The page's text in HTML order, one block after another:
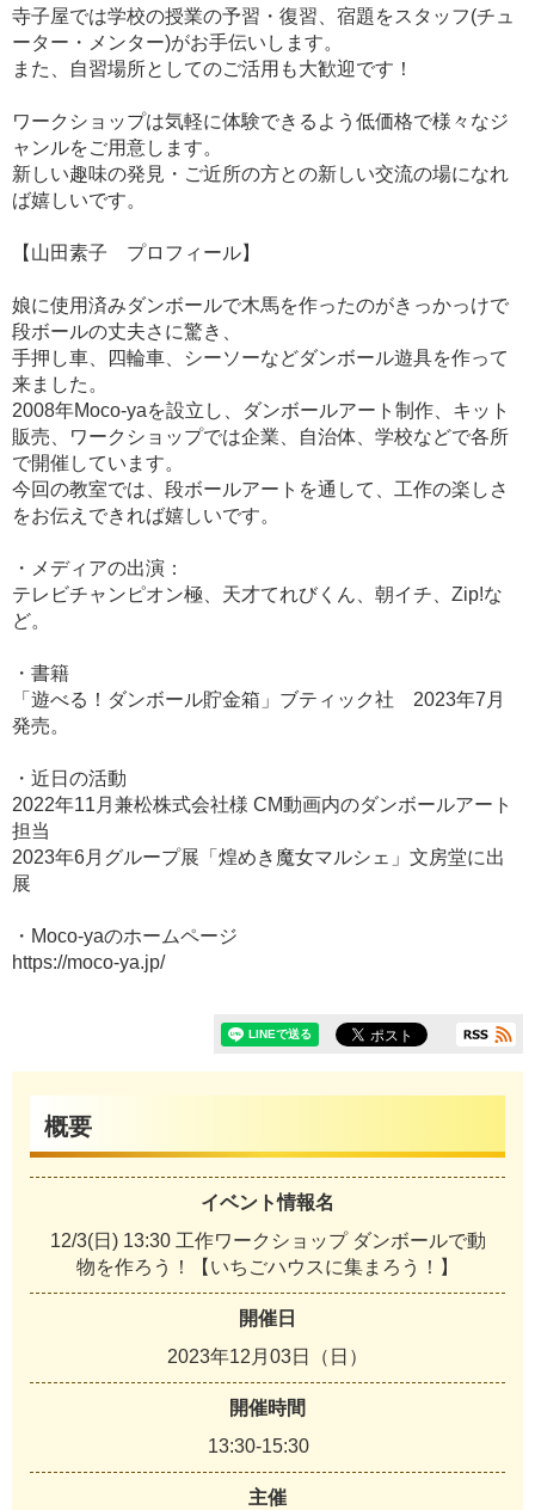
寺子屋では学校の授業の予習・復習、宿題をスタッフ(チュ
ーター・メンター)がお手伝いします。
また、自習場所としてのご活用も大歓迎です！
ワークショップは気軽に体験できるよう低価格で様々なジ
ャンルをご用意します。
​新しい趣味の発見・ご近所の方との新しい交流の場になれ
ば嬉しいです。
【山田素子 プロフィール】
娘に使用済みダンボールで木馬を作ったのがきっかっけで
段ボールの丈夫さに驚き、
手押し車、四輪車、シーソーなどダンボール遊具を作って
来ました。
2008年Moco-yaを設立し、ダンボールアート制作、キット
販売、ワークショップでは企業、自治体、学校などで各所
で開催しています。
今回の教室では、段ボールアートを通して、工作の楽しさ
をお伝えできれば嬉しいです。
・メディアの出演：
テレビチャンピオン極、天才てれびくん、朝イチ、Zip!な
ど。
・書籍
「遊べる！ダンボール貯金箱」ブティック社 2023年7月
発売。
・近日の活動
2022年11月兼松株式会社様 CM動画内のダンボールアート
担当
2023年6月グループ展「煌めき魔女マルシェ」文房堂に出
展
・Moco-yaのホームページ
https://moco-ya.jp/
概要
イベント情報名
12/3(日) 13:30 工作ワークショップ ダンボールで動
物を作ろう！【いちごハウスに集まろう！】
開催日
2023年12月03日（日）
開催時間
13:30-15:30
主催